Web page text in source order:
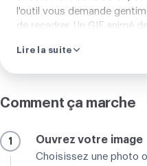
l'outil vous demande
de recadrer. Un GIF animé
Et le recadrage, c'est vous
ces quelques cas, l'outil de
toute photo du quotidien,
Lire la suite
Comment ça marche
1 Ouvrez votre image
Choisissez une photo